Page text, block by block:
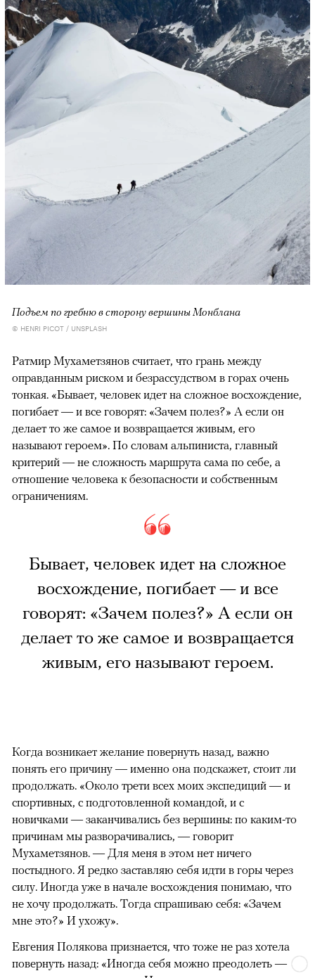
Подъем по гребню в сторону вершины Монблана
© HENRI PICOT / UNSPLASH
Ратмир Мухаметзянов считает, что грань между
оправданным риском и безрассудством в горах очень
тонкая. «Бывает, человек идет на сложное восхождение,
погибает — и все говорят: «Зачем полез?» А если он
делает то же самое и возвращается живым, его
называют героем». По словам альпиниста, главный
критерий — не сложность маршрута сама по себе, а
отношение человека к безопасности и собственным
ограничениям.
Бывает, человек идет на сложное
восхождение, погибает — и все
говорят: «Зачем полез?» А если он
делает то же самое и возвращается
живым, его называют героем.
Когда возникает желание повернуть назад, важно
понять его причину — именно она подскажет, стоит ли
продолжать. «Около трети всех моих экспедиций — и
спортивных, с подготовленной командой, и с
новичками — заканчивались без вершины: по каким-то
причинам мы разворачивались, — говорит
Мухаметзянов. — Для меня в этом нет ничего
постыдного. Я редко заставляю себя идти в горы через
силу. Иногда уже в начале восхождения понимаю, что
не хочу продолжать. Тогда спрашиваю себя: «Зачем
мне это?» И ухожу».
Евгения Полякова признается, что тоже не раз хотела
повернуть назад: «Иногда себя можно преодолеть —